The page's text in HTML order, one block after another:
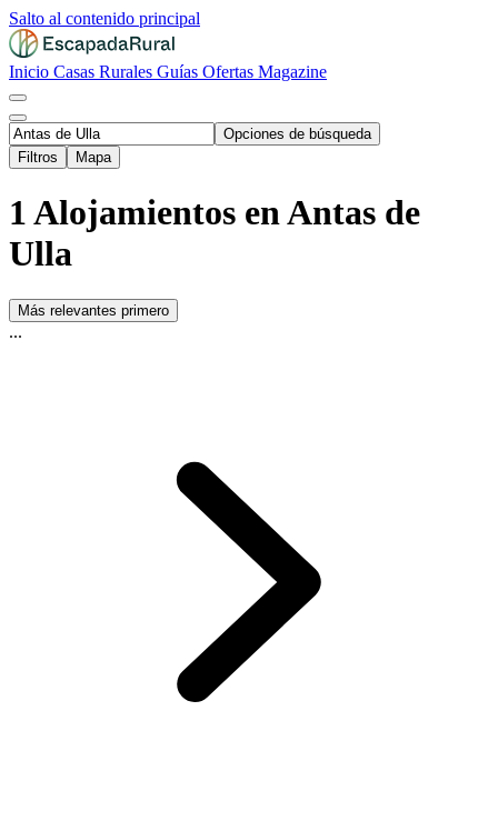
Salto al contenido principal
Inicio Casas Rurales Guías Ofertas Magazine
Opciones de búsqueda
Filtros
Mapa
1 Alojamientos en Antas de
Ulla
Más relevantes primero
...